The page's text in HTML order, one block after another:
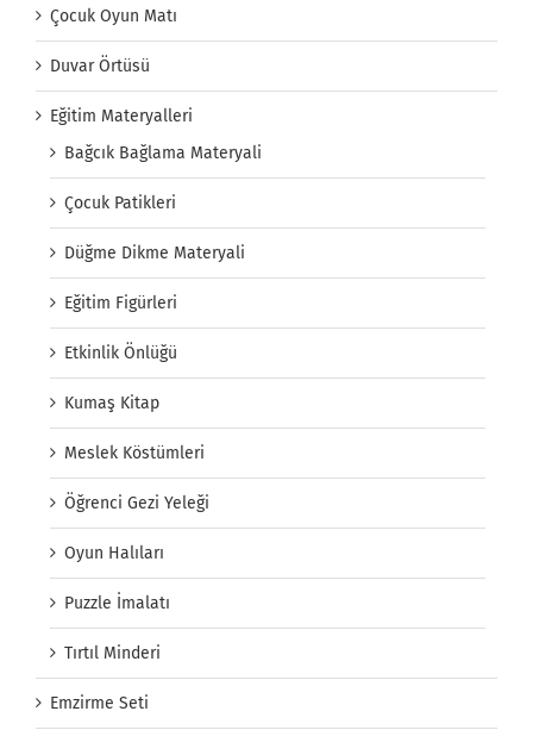
Çocuk Oyun Matı
Duvar Örtüsü
Eğitim Materyalleri
Bağcık Bağlama Materyali
Çocuk Patikleri
Düğme Dikme Materyali
Eğitim Figürleri
Etkinlik Önlüğü
Kumaş Kitap
Meslek Köstümleri
Öğrenci Gezi Yeleği
Oyun Halıları
Puzzle İmalatı
Tırtıl Minderi
Emzirme Seti